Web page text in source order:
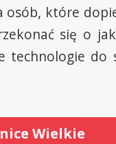
które
się o
do
Wielkie